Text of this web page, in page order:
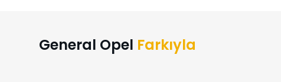
General Opel Farkıyla